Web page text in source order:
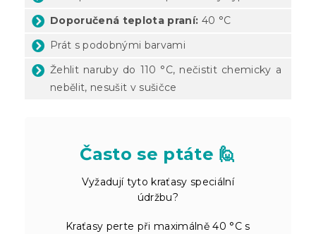
Doporučená teplota praní: 40 °C
Prát s podobnými barvami
Žehlit naruby do 110 °C, nečistit chemicky a
nebělit, nesušit v sušičce
Často se ptáte 🙋
Vyžadují tyto kraťasy speciální
údržbu?
Kraťasy perte při maximálně 40 °C s